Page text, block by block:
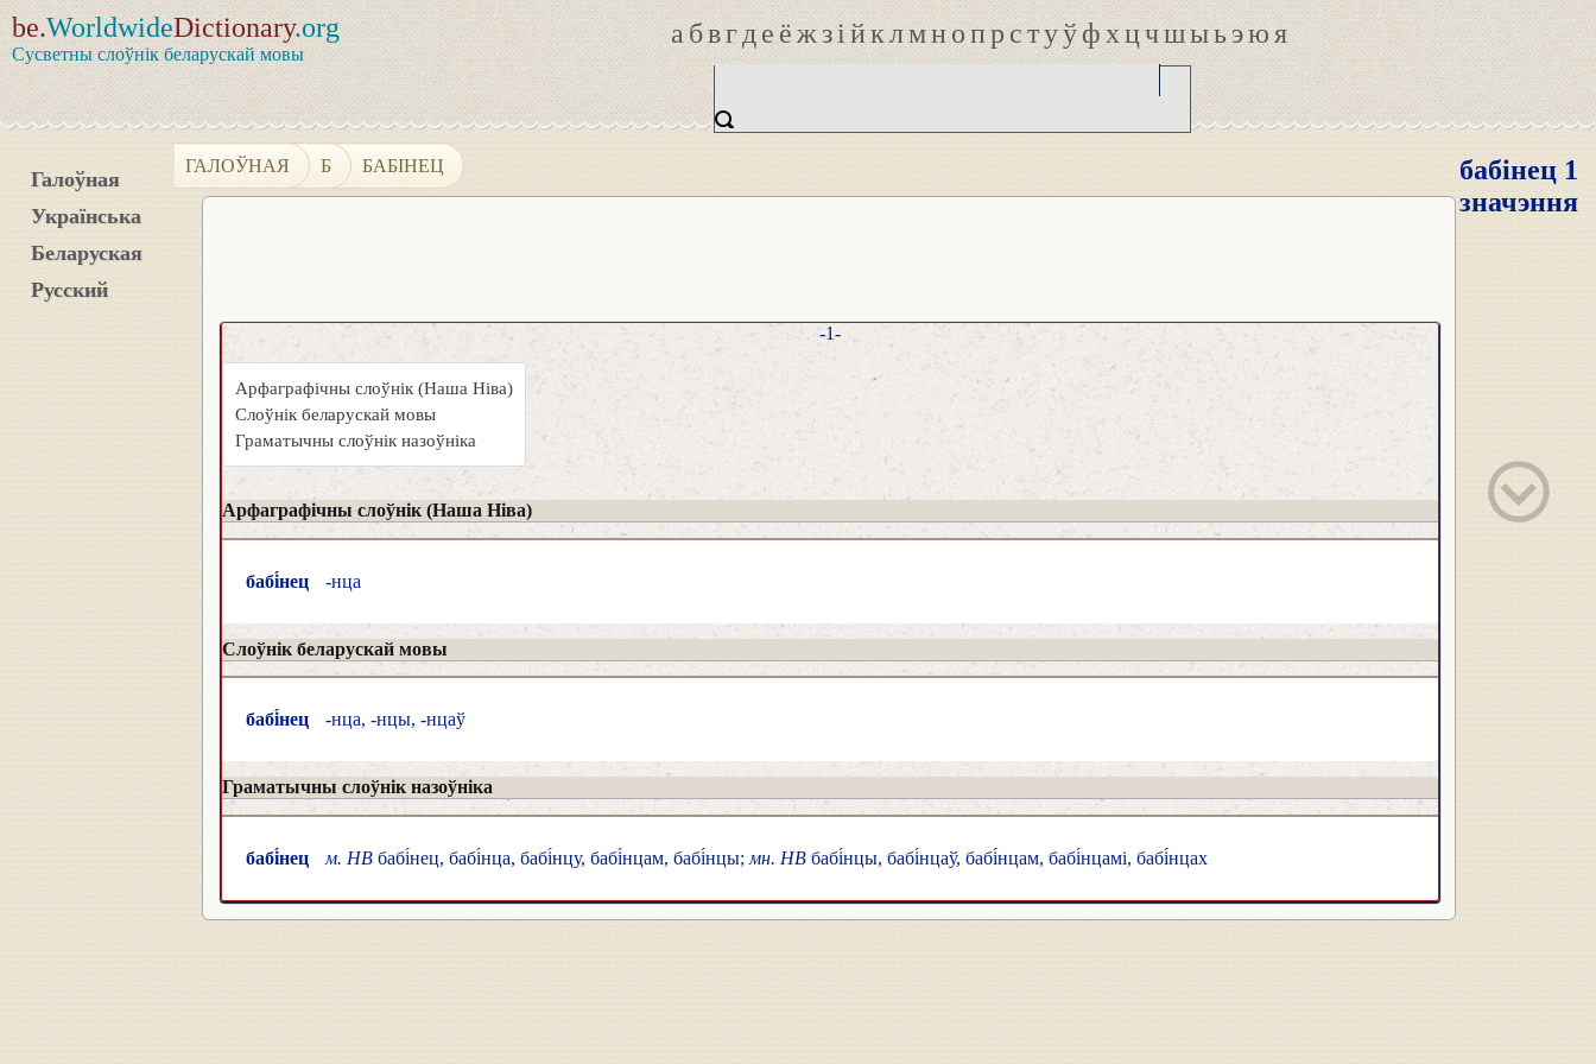
be.WorldwideDictionary.org
Сусветны слоўнік беларускай мовы
абвгдеёжзійклмнопрстуўфхцчшыьэюя
Галоўная
Українська
Беларуская
Русский
ГАЛОЎНАЯ Б БАБІНЕЦ
бабінец 1
значэння
-1-
Арфаграфічны слоўнік (Наша Ніва)
Слоўнік беларускай мовы
Граматычны слоўнік назоўніка
Арфаграфічны слоўнік (Наша Ніва)
бабі́нец -нца
Слоўнік беларускай мовы
бабі́нец -нца, -нцы, -нцаў
Граматычны слоўнік назоўніка
бабі́нец м. НВ бабі́нец, бабі́нца, бабі́нцу, бабі́нцам, бабі́нцы; мн. НВ бабі́нцы, бабі́нцаў, бабі́нцам, бабі́нцамі, бабі́нцах